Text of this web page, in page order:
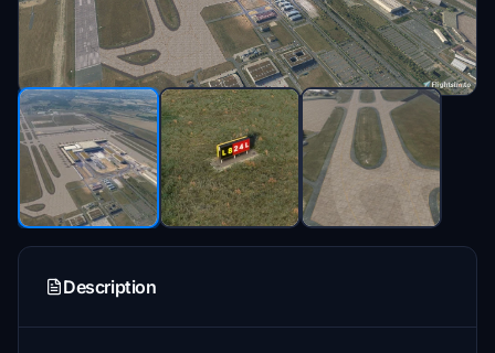
Description